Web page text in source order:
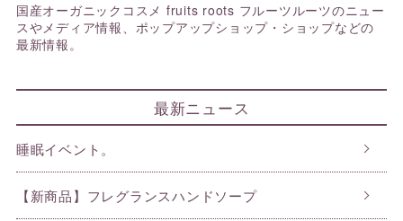
国産オーガニックコスメ fruits roots フルーツルーツのニュー
スやメディア情報、ポップアップショップ・ショップなどの
最新情報。
最新ニュース
睡眠イベント。
【新商品】フレグランスハンドソープ